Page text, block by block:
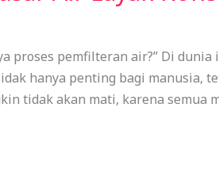
proses pemfilteran air?” Di
hanya penting bagi manusia,
tidak akan mati, karena semua